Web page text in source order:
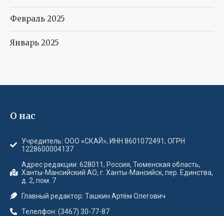
Февраль 2025
Январь 2025
О нас
Учредитель: ООО «СКАЙ», ИНН 8601072491, ОГРН
1228600004137
Адрес редакции: 628011, Россия, Тюменская область,
Ханты-Мансийский АО, г. Ханты-Мансийск, пер. Единства,
д. 2, пом. 7
Главный редактор: Ташкин Артём Олегович
Телелфон: (3467) 30-77-87